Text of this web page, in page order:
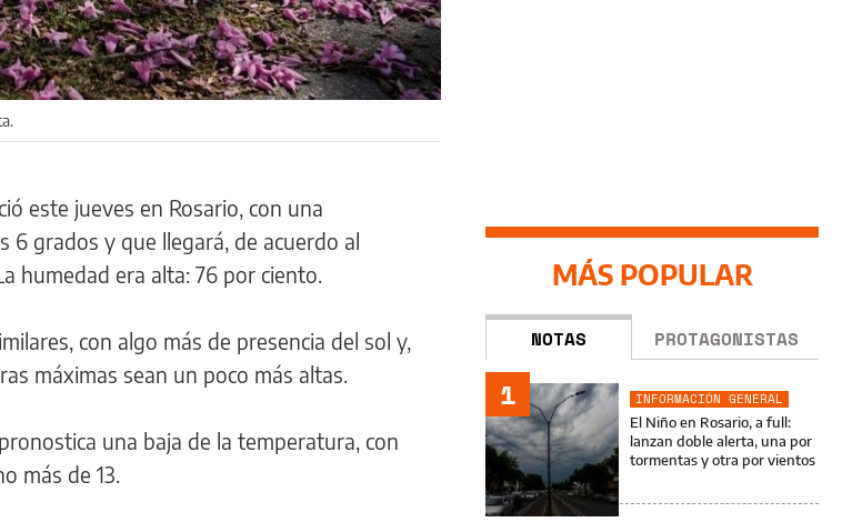
este jueves en Rosario, con una
6 grados y que llegará, de acuerdo al
humedad era alta: 76 por ciento.
con algo más de presencia del sol y,
máximas sean un poco más altas.
una baja de la temperatura, con
más de 13.
MÁS POPULAR
NOTAS PROTAGONISTAS
1
INFORMACIÓN GENERAL
El Niño en Rosario, a full:
lanzan doble alerta, una por
tormentas y otra por vientos